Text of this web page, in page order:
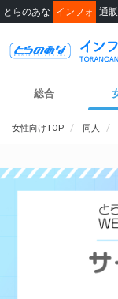
とらのあな インフォ 通販
総合
女性向けTOP 同人